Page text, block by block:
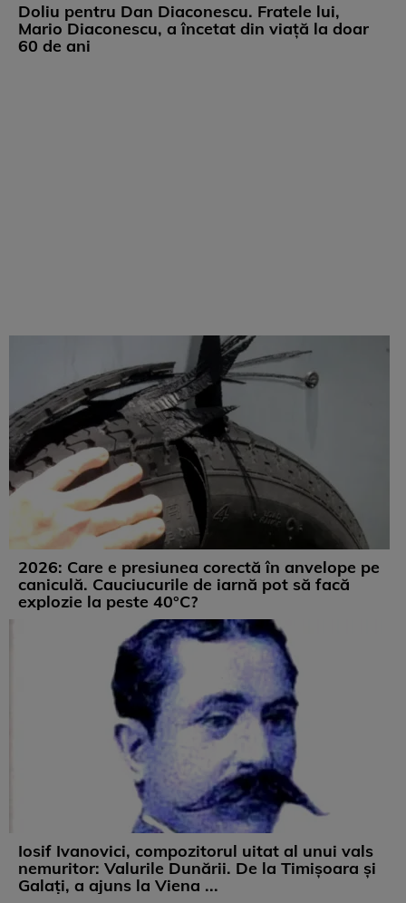
Doliu pentru Dan Diaconescu. Fratele lui,
Mario Diaconescu, a încetat din viață la doar
60 de ani
2026: Care e presiunea corectă în anvelope pe
caniculă. Cauciucurile de iarnă pot să facă
explozie la peste 40°C?
Iosif Ivanovici, compozitorul uitat al unui vals
nemuritor: Valurile Dunării. De la Timișoara și
Galați, a ajuns la Viena ...